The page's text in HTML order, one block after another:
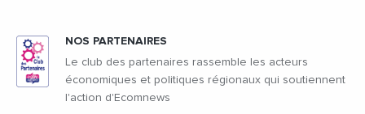
NOS PARTENAIRES
Le club des partenaires rassemble les acteurs
économiques et politiques régionaux qui soutiennent
l'action d'Ecomnews